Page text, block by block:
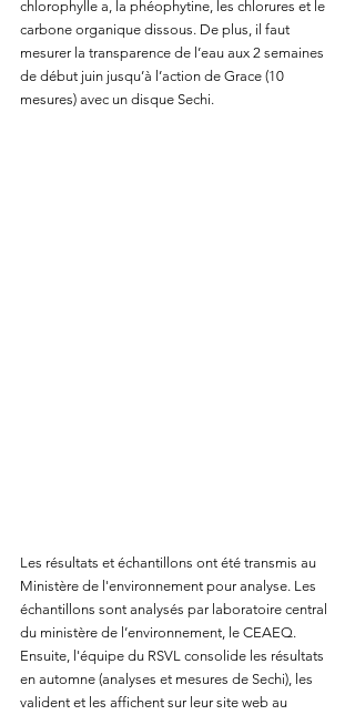
chlorophylle a, la phéophytine, les chlorures et le
carbone organique dissous. De plus, il faut
mesurer la transparence de l’eau aux 2 semaines
de début juin jusqu’à l’action de Grace (10
mesures) avec un disque Sechi.
Les résultats et échantillons ont été transmis au
Ministère de l'environnement pour analyse. Les
échantillons sont analysés par laboratoire central
du ministère de l’environnement, le CEAEQ.
Ensuite, l'équipe du RSVL consolide les résultats
en automne (analyses et mesures de Sechi), les
valident et les affichent sur leur site web au